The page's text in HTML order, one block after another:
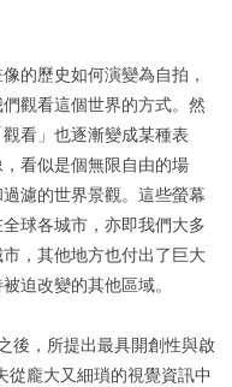
的歷史如何演變為自拍，
觀看這個世界的方式。然
看」也逐漸變成某種表
看似是個無限自由的場
濾的世界景觀。這些螢幕
球各城市，亦即我們大多
，其他地方也付出了巨大
迫改變的其他區域。
後，所提出最具開創性與啟
從龐大又細瑣的視覺資訊中